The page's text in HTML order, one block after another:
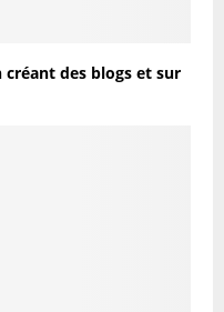
créant des blogs et sur